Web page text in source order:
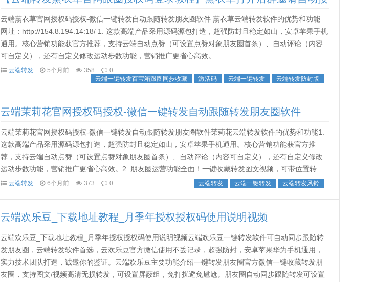
云端薰衣草官网授权码授权-微信一键转发自动跟随转发朋友圈软件 薰衣草云端转发软件的优势和功能
网址：http://154.8.194.14:18/ 1. 这款高端产品采用源码源包打造，超强防封且稳定如山，安卓苹果手机
通用。核心营销功能获官方推荐，支持云端自动点赞（可设置点赞对象朋友圈首条）、自动评论（内容
可自定义），还有自定义修改运动步数功能，营销推广更省心高效。...
云端转发 5个月前 358
0
云端一键转发百宝箱跟圈同步收藏
激活码 云端一键转发 云端转发防封版
云端茉莉花官网授权码授权-微信一键转发自动跟随转发朋友圈软件
云端茉莉花官网授权码授权-微信一键转发自动跟随转发朋友圈软件茉莉花云端转发软件的优势和功能1.
这款高端产品采用源码源包打造，超强防封且稳定如山，安卓苹果手机通用。核心营销功能获官方推
荐，支持云端自动点赞（可设置点赞对象朋友圈首条）、自动评论（内容可自定义），还有自定义修改
运动步数功能，营销推广更省心高效。2. 朋友圈运营功能全面！一键收藏转发图文视频，可带位置转
发，还能按日期选择屏蔽内容。支持云端同步跟随转发，跟圈时可设置屏蔽，独家发...
云端转发 6个月前 373 0 云端转发 云端一键转发 云端转发风铃
云端欢乐豆_下载地址教程_月季年授权授权码使用说明视频
云端欢乐豆_下载地址教程_月季年授权授权码使用说明视频云端欢乐豆一键转发软件可自动同步跟随转
发朋友圈，云端转发软件首选，云欢乐豆官方微信使用不丢记录，超强防封，安卓苹果华为手机通用，
实力技术团队打造，诚邀你的鉴证。云端欢乐豆主要功能介绍一键转发朋友圈官方微信一键收藏转发朋
友圈，支持图文/视频高清无损转发，可设置屏蔽组，免打扰避免尴尬。朋友圈自动同步跟随转发可设置